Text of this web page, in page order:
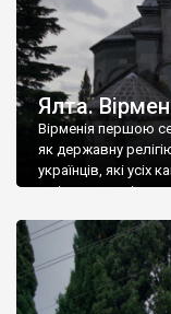
Ялта.
Вірменія першою
як державну
українців, які
є відданими